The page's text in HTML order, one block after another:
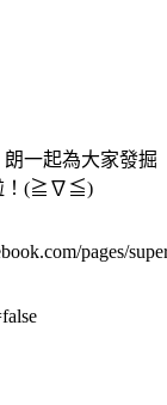
一起為大家發掘
啦！(≧∇≦)
pages/